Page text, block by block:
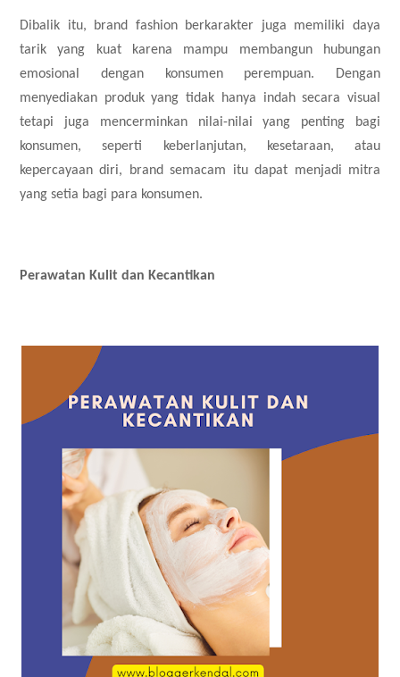
Dibalik itu, brand fashion berkarakter juga memiliki daya
tarik yang kuat karena mampu membangun hubungan
emosional dengan konsumen perempuan. Dengan
menyediakan produk yang tidak hanya indah secara visual
tetapi juga mencerminkan nilai-nilai yang penting bagi
konsumen, seperti keberlanjutan, kesetaraan, atau
kepercayaan diri, brand semacam itu dapat menjadi mitra
yang setia bagi para konsumen.
Perawatan Kulit dan Kecantikan